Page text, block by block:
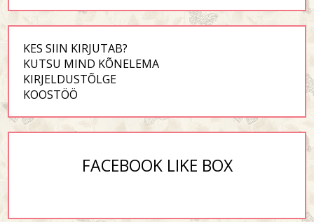
KES SIIN KIRJUTAB?
KUTSU MIND KÕNELEMA
KIRJELDUSTÕLGE
KOOSTÖÖ
FACEBOOK LIKE BOX